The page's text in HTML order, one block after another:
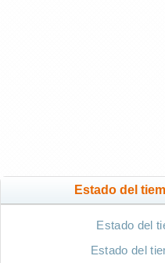
Estado del
Estado del
Estado del